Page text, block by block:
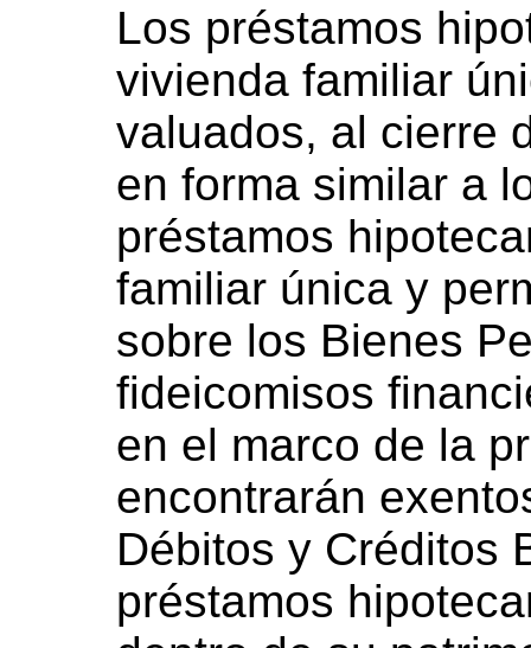
Los préstamos
vivienda familiar
valuados, al cierre
en forma similar a
préstamos
familiar única y
sobre los Bienes
fideicomisos
en el marco de la
encontrarán
Débitos y Créditos
préstamos